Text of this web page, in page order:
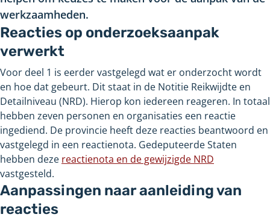
werkzaamheden.
Reacties op onderzoeksaanpak
verwerkt
Voor deel 1 is eerder vastgelegd wat er onderzocht wordt
en hoe dat gebeurt. Dit staat in de Notitie Reikwijdte en
Detailniveau (NRD). Hierop kon iedereen reageren. In totaal
hebben zeven personen en organisaties een reactie
ingediend. De provincie heeft deze reacties beantwoord en
vastgelegd in een reactienota. Gedeputeerde Staten
hebben deze reactienota en de gewijzigde NRD
vastgesteld.
Aanpassingen naar aanleiding van
reacties